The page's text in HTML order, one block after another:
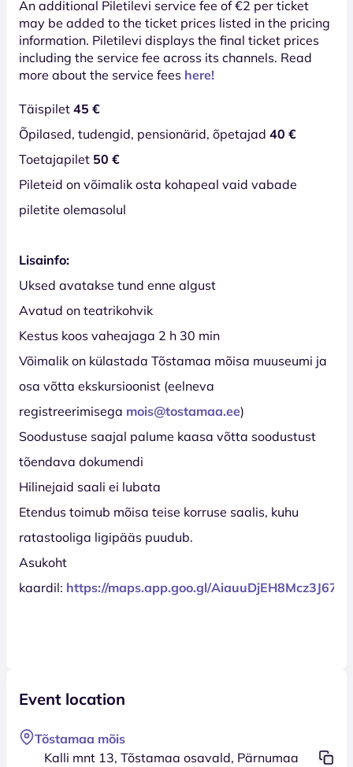
An additional Piletilevi service fee of €2 per ticket
may be added to the ticket prices listed in the pricing
information. Piletilevi displays the final ticket prices
including the service fee across its channels. Read
more about the service fees here!
Täispilet 45 €
Õpilased, tudengid, pensionärid, õpetajad 40 €
Toetajapilet 50 €
Pileteid on võimalik osta kohapeal vaid vabade
piletite olemasolul
Lisainfo:
Uksed avatakse tund enne algust
Avatud on teatrikohvik
Kestus koos vaheajaga 2 h 30 min
Võimalik on külastada Tõstamaa mõisa muuseumi ja
osa võtta ekskursioonist (eelneva
registreerimisega mois@tostamaa.ee)
Soodustuse saajal palume kaasa võtta soodustust
tõendava dokumendi
Hilinejaid saali ei lubata
Etendus toimub mõisa teise korruse saalis, kuhu
ratastooliga ligipääs puudub.
Asukoht
kaardil: https://maps.app.goo.gl/AiauuDjEH8Mcz3J67
Event location
Tõstamaa mõis
Kalli mnt 13, Tõstamaa osavald, Pärnumaa